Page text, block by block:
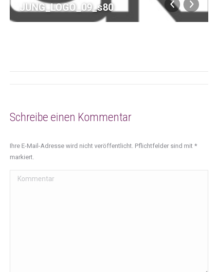
JUNG_LOGO_09_s80
Album-
Schreibe einen Kommentar
Ihre E-Mail-Adresse wird nicht veröffentlicht. Pflichtfelder sind mit *
markiert.
Kommentar